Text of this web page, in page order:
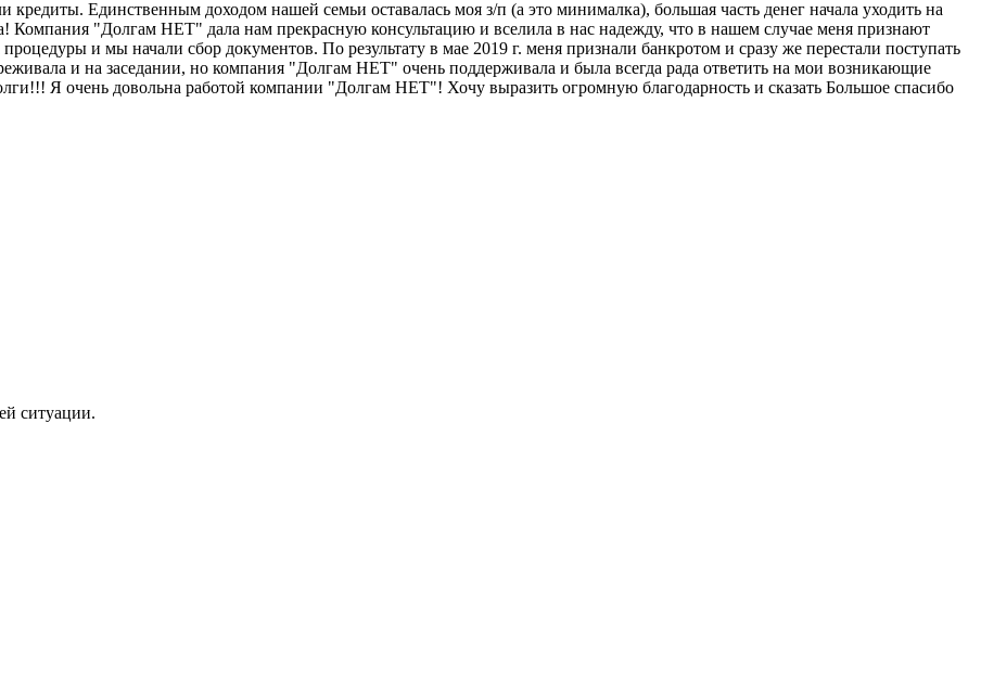
кредиты. Единственным доходом нашей семьи оставалась моя з/п (а это минималка), большая часть денег начала уходить на
Компания "Долгам НЕТ" дала нам прекрасную консультацию и вселила в нас надежду, что в нашем случае меня признают
и мы начали сбор документов. По результату в мае 2019 г. меня признали банкротом и сразу же перестали поступать
и на заседании, но компания "Долгам НЕТ" очень поддерживала и была всегда рада ответить на мои возникающие
Я очень довольна работой компании "Долгам НЕТ"! Хочу выразить огромную благодарность и сказать Большое спасибо
ситуации.